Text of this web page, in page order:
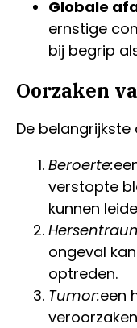
Globale
ernstige
bij begrip
Oorzaken
De belangrijkste
Beroerte:
verstopte
kunnen
ongeval
optreden.
Tumor:een